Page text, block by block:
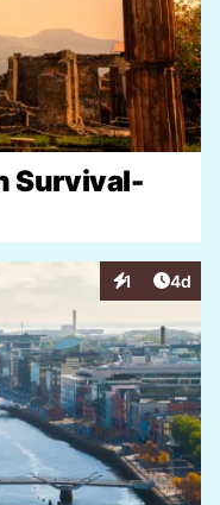
Survival-
1
Interaktionen
4d